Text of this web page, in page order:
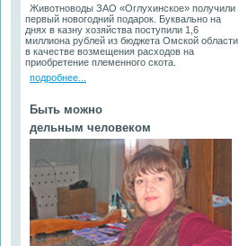
Животноводы ЗАО «Оглухинское» получили
первый новогодний подарок. Буквально на
днях в казну хозяйства поступили 1,6
миллиона рублей из бюджета Омской области
в качестве возмещения расходов на
приобретение племенного скота.
подробнее...
Быть можно
дельным человеком